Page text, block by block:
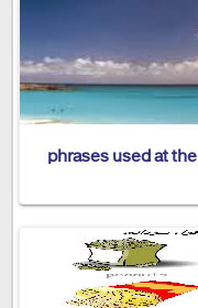
تعليم عبارات إنجليزية تستخدم فى المطار phrases used at the